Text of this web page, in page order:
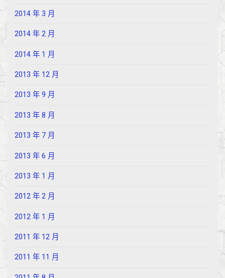
2014 年 3 月
2014 年 2 月
2014 年 1 月
2013 年 12 月
2013 年 9 月
2013 年 8 月
2013 年 7 月
2013 年 6 月
2013 年 1 月
2012 年 2 月
2012 年 1 月
2011 年 12 月
2011 年 11 月